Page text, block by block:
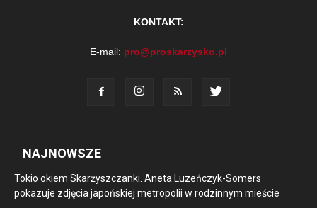
KONTAKT:
E-mail: pro@proskarzysko.pl
NAJNOWSZE
Tokio okiem Skarżyszczanki. Aneta Luzeńczyk-Somers
pokazuje zdjęcia japońskiej metropolii w rodzinnym mieście